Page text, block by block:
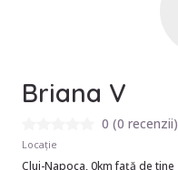
Briana V
0 (0 recenzii)
Locație
Cluj-Napoca, 0km față de tine